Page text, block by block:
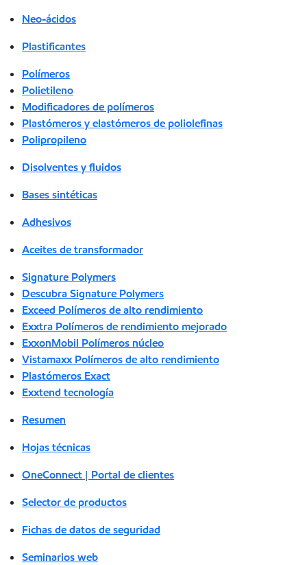
Neo-ácidos
Plastificantes
Polímeros
Polietileno
Modificadores de polímeros
Plastómeros y elastómeros de poliolefinas
Polipropileno
Disolventes y fluidos
Bases sintéticas
Adhesivos
Aceites de transformador
Signature Polymers
Descubra Signature Polymers
Exceed Polímeros de alto rendimiento
Exxtra Polímeros de rendimiento mejorado
ExxonMobil Polímeros núcleo
Vistamaxx Polímeros de alto rendimiento
Plastómeros Exact
Exxtend tecnología
Resumen
Hojas técnicas
OneConnect | Portal de clientes
Selector de productos
Fichas de datos de seguridad
Seminarios web